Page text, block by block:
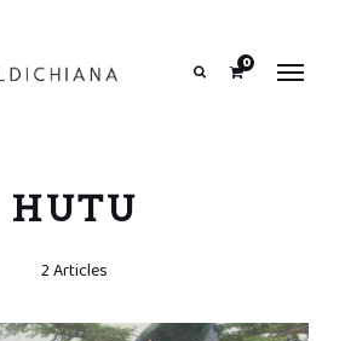
0
HUTU
2 Articles